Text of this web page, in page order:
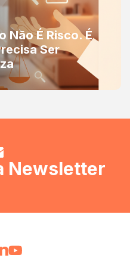
Não É Risco. É
Ser
Newsletter